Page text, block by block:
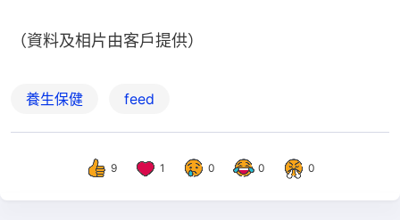
（資料及相片由客戶提供）
養生保健 feed
9 1 0 0 0